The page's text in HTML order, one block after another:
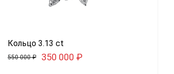
Кольцо 3.13 ct
550 000₽ 350 000 ₽